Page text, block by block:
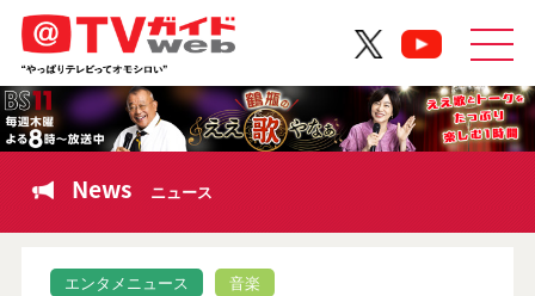
News ニュース
エンタメニュース 音楽